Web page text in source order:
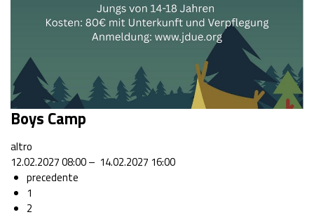
Boys Camp
altro
12.02.2027 08:00 – 14.02.2027 16:00
precedente
1
2